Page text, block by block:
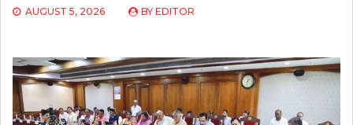
AUGUST 5, 2026 BY EDITOR